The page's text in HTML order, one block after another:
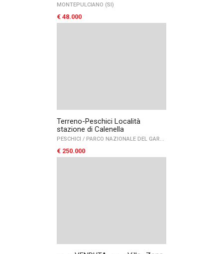
MONTEPULCIANO (SI)
€ 48.000
Terreno-Peschici Località
stazione di Calenella
PESCHICI / PARCO NAZIONALE DEL GARGANO
€ 250.000